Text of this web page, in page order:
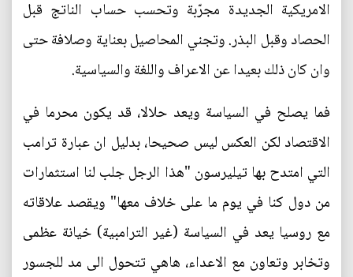
الامريكية الجديدة مجرّبة وتحسب حساب الناتج قبل
الحصاد وقبل البذر. وتجني المحاصيل بعناية وصلافة حتى
وان كان ذلك بعيدا عن الاعراف واللغة والسياسية.
فما يصلح في السياسة ويعد حلالا، قد يكون محرما في
الاقتصاد لكن العكس ليس صحيحا، بدليل ان عبارة ترامب
التي امتدح بها تيليرسون "هذا الرجل جلب لنا استثمارات
من دول كنا في يوم ما على خلاف معها" ويقصد علاقاته
مع روسيا يعد في السياسة (غير الترامبية) خيانة عظمى
وتخابر وتعاون مع الاعداء، هاهي تتحول الى مد للجسور